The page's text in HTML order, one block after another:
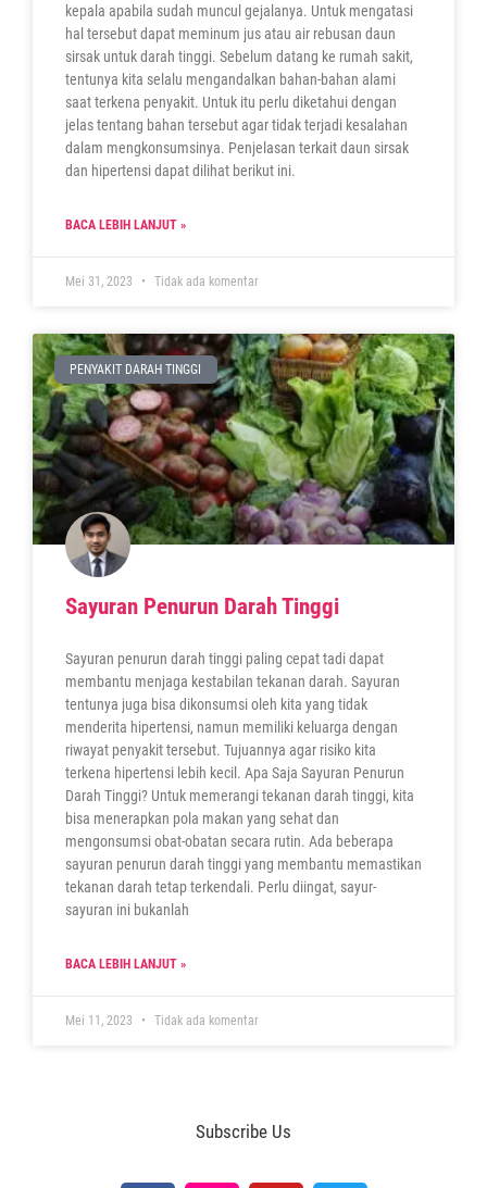
kepala apabila sudah muncul gejalanya. Untuk mengatasi
hal tersebut dapat meminum jus atau air rebusan daun
sirsak untuk darah tinggi. Sebelum datang ke rumah sakit,
tentunya kita selalu mengandalkan bahan-bahan alami
saat terkena penyakit. Untuk itu perlu diketahui dengan
jelas tentang bahan tersebut agar tidak terjadi kesalahan
dalam mengkonsumsinya. Penjelasan terkait daun sirsak
dan hipertensi dapat dilihat berikut ini.
BACA LEBIH LANJUT »
Mei 31, 2023 Tidak ada komentar
PENYAKIT DARAH TINGGI
Sayuran Penurun Darah Tinggi
Sayuran penurun darah tinggi paling cepat tadi dapat
membantu menjaga kestabilan tekanan darah. Sayuran
tentunya juga bisa dikonsumsi oleh kita yang tidak
menderita hipertensi, namun memiliki keluarga dengan
riwayat penyakit tersebut. Tujuannya agar risiko kita
terkena hipertensi lebih kecil. Apa Saja Sayuran Penurun
Darah Tinggi? Untuk memerangi tekanan darah tinggi, kita
bisa menerapkan pola makan yang sehat dan
mengonsumsi obat-obatan secara rutin. Ada beberapa
sayuran penurun darah tinggi yang membantu memastikan
tekanan darah tetap terkendali. Perlu diingat, sayur-
sayuran ini bukanlah
BACA LEBIH LANJUT »
Mei 11, 2023 Tidak ada komentar
Subscribe Us